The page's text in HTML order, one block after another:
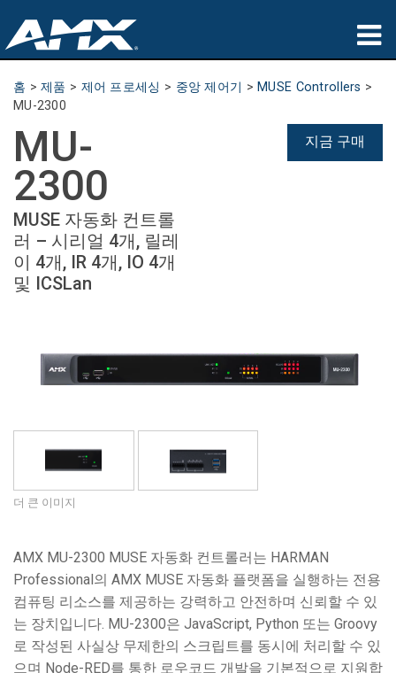
제품
파트너
구매처
교육
지원
홈 >제품 > 제어 프로세싱 > 중앙 제어기 > MUSE Controllers >
MU-2300
MU-
2300
MUSE 자동화 컨트롤
러 – 시리얼 4개, 릴레
이 4개, IR 4개, IO 4개
및 ICSLan
지금 구매
더 큰 이미지
AMX MU-2300 MUSE 자동화 컨트롤러는 HARMAN
Professional의 AMX MUSE 자동화 플랫폼을 실행하는 전용
컴퓨팅 리소스를 제공하는 강력하고 안전하며 신뢰할 수 있
는 장치입니다. MU-2300은 JavaScript, Python 또는 Groovy
로 작성된 사실상 무제한의 스크립트를 동시에 처리할 수 있
으며 Node-RED를 통한 로우코드 개발을 기본적으로 지원합